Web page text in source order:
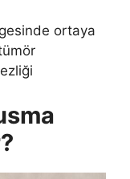
ortaya